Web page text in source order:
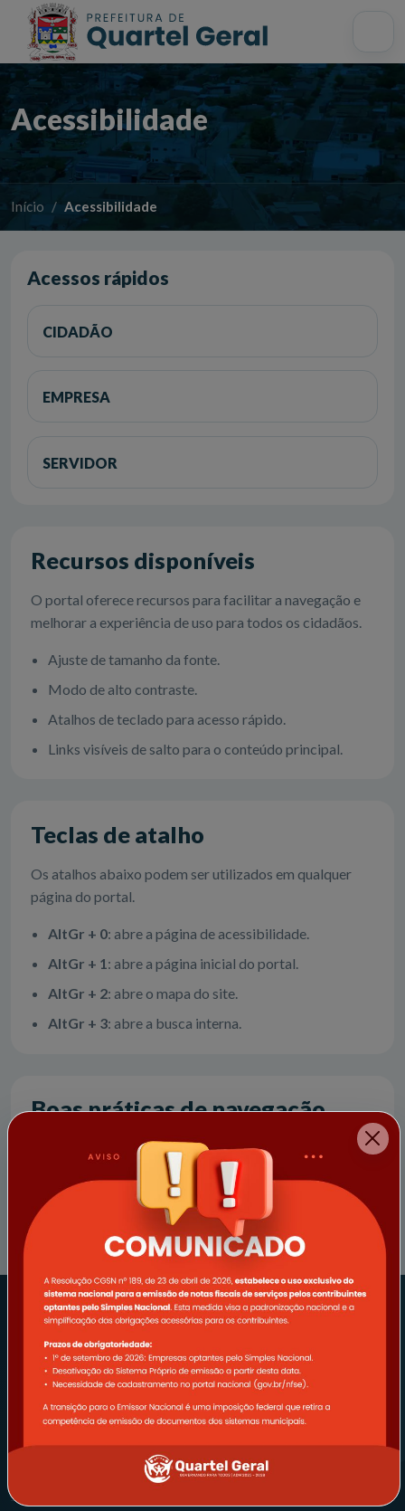
Acessibilidade InícioMapa do site
Acessibilidade
Início Acessibilidade
Acessos rápidos
CIDADÃO
EMPRESA
SERVIDOR
Recursos disponíveis
O portal oferece recursos para facilitar a navegação e
melhorar a experiência de uso para todos os cidadãos.
Ajuste de tamanho da fonte.
Modo de alto contraste.
Atalhos de teclado para acesso rápido.
Links visíveis de salto para o conteúdo principal.
Teclas de atalho
Os atalhos abaixo podem ser utilizados em qualquer
página do portal.
AltGr + 0: abre a página de acessibilidade.
AltGr + 1: abre a página inicial do portal.
AltGr + 2: abre o mapa do site.
AltGr + 3: abre a busca interna.
Boas práticas de navegação
Para melhor compatibilidade, mantenha o navegador
atualizado e utilize o teclado para testar os recursos de
acessibilidade em diferentes páginas do portal.
REDES SOCIAIS